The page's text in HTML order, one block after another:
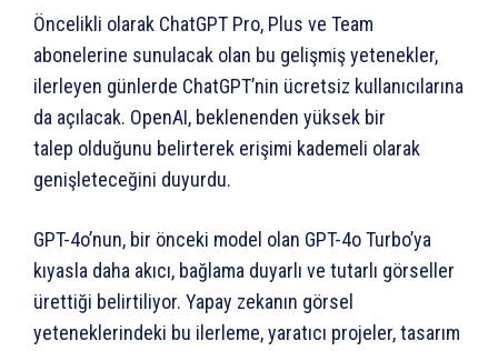
Öncelikli olarak ChatGPT Pro, Plus ve Team
abonelerine sunulacak olan bu gelişmiş yetenekler,
ilerleyen günlerde ChatGPT’nin ücretsiz kullanıcılarına
da açılacak. OpenAI, beklenenden yüksek bir
talep olduğunu belirterek erişimi kademeli olarak
genişleteceğini duyurdu.
GPT-4o’nun, bir önceki model olan GPT-4o Turbo’ya
kıyasla daha akıcı, bağlama duyarlı ve tutarlı görseller
ürettiği belirtiliyor. Yapay zekanın görsel
yeteneklerindeki bu ilerleme, yaratıcı projeler, tasarım